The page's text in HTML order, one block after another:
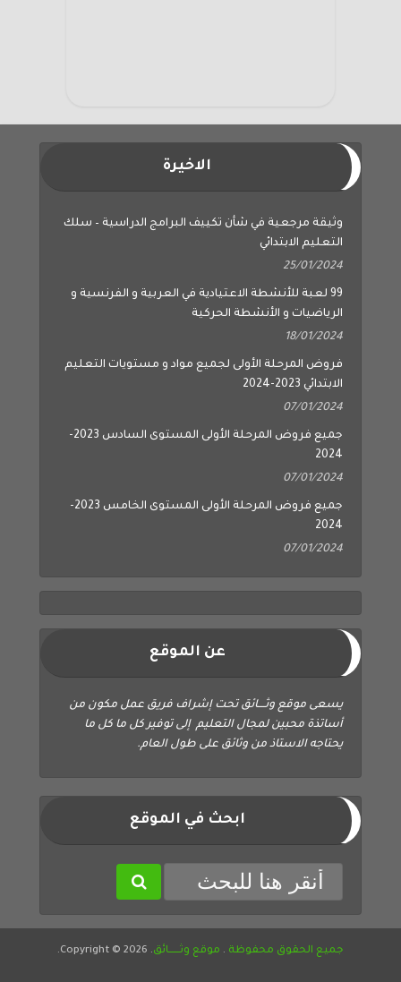
الاخيرة
وثيقة مرجعية في شأن تكييف البرامج الدراسية – سلك
التعليم الابتدائي
25/01/2024
99 لعبة للأنشطة الاعتيادية في العربية و الفرنسية و
الرياضيات و الأنشطة الحركية
18/01/2024
فروض المرحلة الأولى لجميع مواد و مستويات التعليم
الابتدائي 2023-2024
07/01/2024
جميع فروض المرحلة الأولى المستوى السادس 2023-
2024
07/01/2024
جميع فروض المرحلة الأولى المستوى الخامس 2023-
2024
07/01/2024
عن الموقع
يسعى موقع وثــــائق تحت إشراف فريق عمل مكون من
أساتذة محبين لمجال التعليم إلى توفير كل ما كل ما
يحتاجه الاستاذ من وثائق على طول العام.
ابحث في الموقع
جميع الحقوق محفوظة . موقع وثــــــائق. Copyright © 2026.